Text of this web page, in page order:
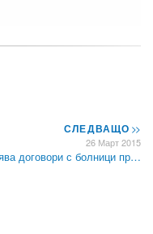
СЛЕДВАЩО>>
26 Март 2015
договори с болници пр…